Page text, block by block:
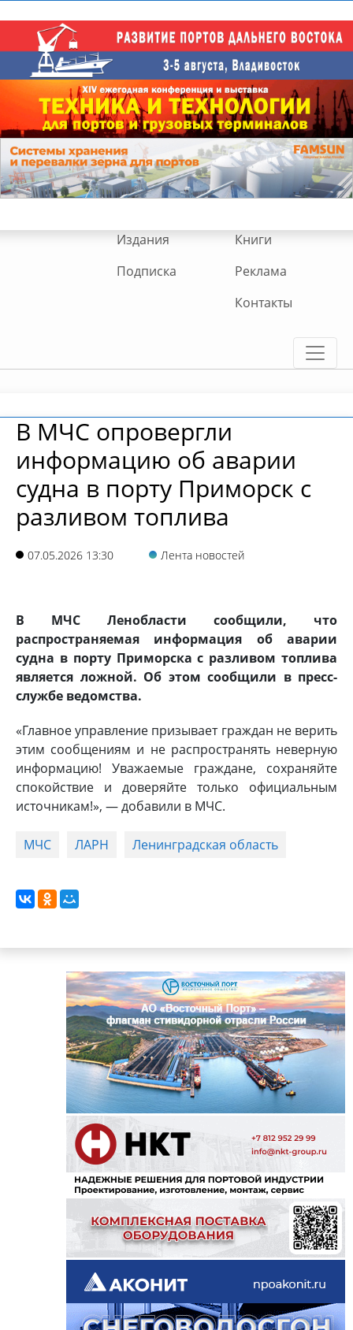
Издания
Книги
Подписка
Реклама
Контакты
В МЧС опровергли
информацию об аварии
судна в порту Приморск с
разливом топлива
07.05.2026 13:30 Лента новостей
В МЧС Ленобласти сообщили, что
распространяемая информация об аварии
судна в порту Приморска с разливом топлива
является ложной. Об этом сообщили в пресс-
службе ведомства.
«Главное управление призывает граждан не верить
этим сообщениям и не распространять неверную
информацию! Уважаемые граждане, сохраняйте
спокойствие и доверяйте только официальным
источникам!», — добавили в МЧС.
МЧС ЛАРН Ленинградская область